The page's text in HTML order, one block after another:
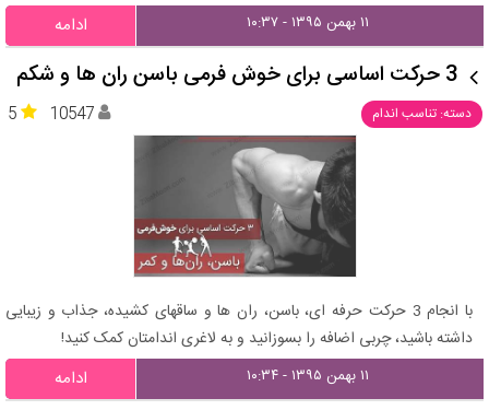
۱۱ بهمن ۱۳۹۵ - ۱۰:۳۷ ادامه
3 حرکت اساسی برای خوش‌ فرمی باسن ران‌ ها و شکم
دسته: تناسب اندام 5 10547
با انجام 3 حرکت حرفه ای، باسن، ران ها و ساقهای کشیده، جذاب و زیبایی
داشته باشید، چربی اضافه را بسوزانید و به لاغری اندامتان کمک کنید!
۱۱ بهمن ۱۳۹۵ - ۱۰:۳۴ ادامه